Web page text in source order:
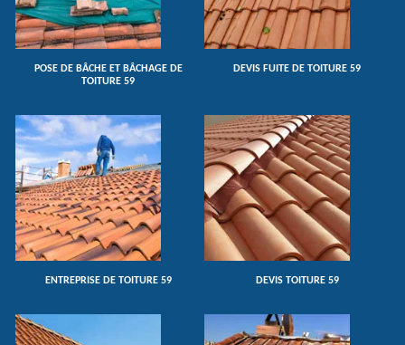
POSE DE BÂCHE ET BÂCHAGE DE
TOITURE 59
DEVIS FUITE DE TOITURE 59
ENTREPRISE DE TOITURE 59 DEVIS TOITURE 59